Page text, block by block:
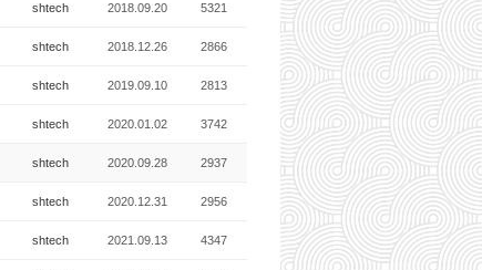
shtech 2018.09.20 5321
shtech 2018.12.26 2866
shtech 2019.09.10 2813
shtech 2020.01.02 3742
shtech 2020.09.28 2937
shtech 2020.12.31 2956
shtech 2021.09.13 4347